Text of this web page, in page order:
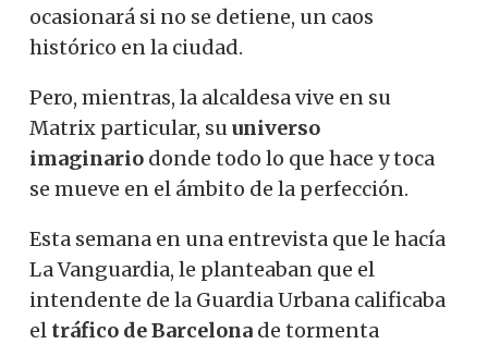
ocasionará si no se detiene, un caos
histórico en la ciudad.
Pero, mientras, la alcaldesa vive en su
Matrix particular, suuniverso
imaginario donde todo lo que hace y toca
se mueve en el ámbito de la perfección.
Esta semana en una entrevista que le hacía
La Vanguardia, le planteaban que el
intendente de la Guardia Urbana calificaba
el tráfico de Barcelona de tormenta